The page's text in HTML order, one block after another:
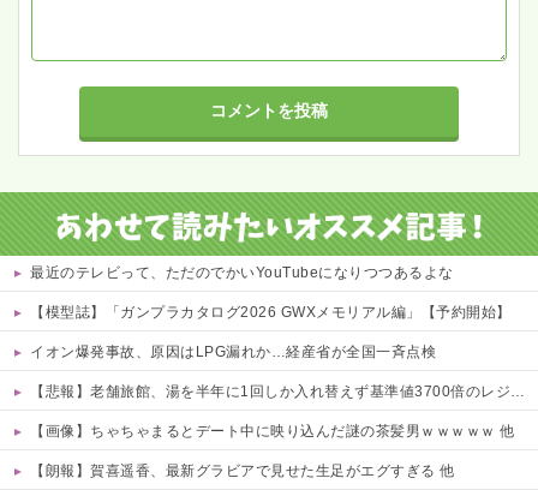
最近のテレビって、ただのでかいYouTubeになりつつあるよな
【模型誌】「ガンプラカタログ2026 GWXメモリアル編」【予約開始】
イオン爆発事故、原因はLPG漏れか…経産省が全国一斉点検
【悲報】老舗旅館、湯を半年に1回しか入れ替えず基準値3700倍のレジオネラ菌増殖…その理由がこれｗｗｗｗ 他
【画像】ちゃちゃまるとデート中に映り込んだ謎の茶髪男ｗｗｗｗｗ 他
【朗報】賀喜遥香、最新グラビアで見せた生足がエグすぎる 他